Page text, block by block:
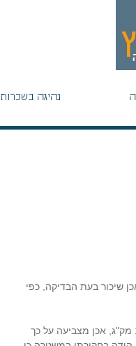
נהיגה בשכרות
שיכור בעת הבדיקה, כפי
הודה הנאשם כי בדיקת השכרות שנערכה לו, שתוצאותיה 1530 מק"ג, אכן מצביעה על כך